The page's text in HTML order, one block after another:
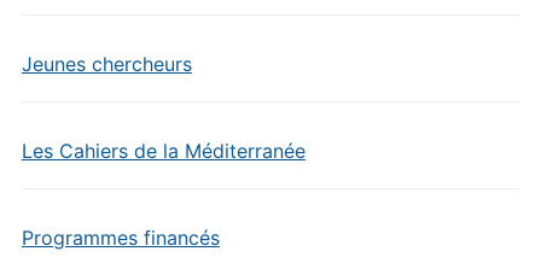
Jeunes chercheurs
Les Cahiers de la Méditerranée
Programmes financés